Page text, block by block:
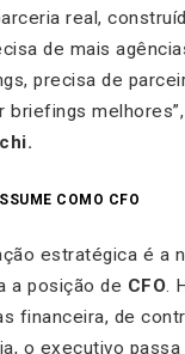
real,
de mais
precisa de
briefings
COMO CFO
estratégica é a
a posição de CFO.
financeira, de
o executivo passa